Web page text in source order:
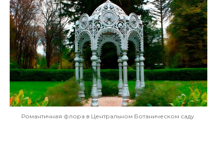
Романтичная флора в Центральном Ботаническом саду.